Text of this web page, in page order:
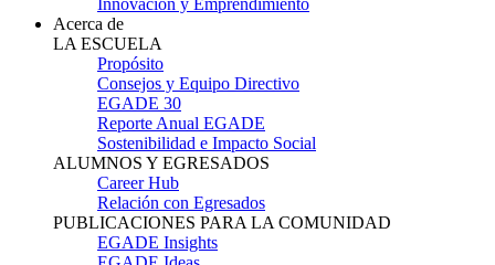
Innovación y Emprendimiento
Acerca de
LA ESCUELA
Propósito
Consejos y Equipo Directivo
EGADE 30
Reporte Anual EGADE
Sostenibilidad e Impacto Social
ALUMNOS Y EGRESADOS
Career Hub
Relación con Egresados
PUBLICACIONES PARA LA COMUNIDAD
EGADE Insights